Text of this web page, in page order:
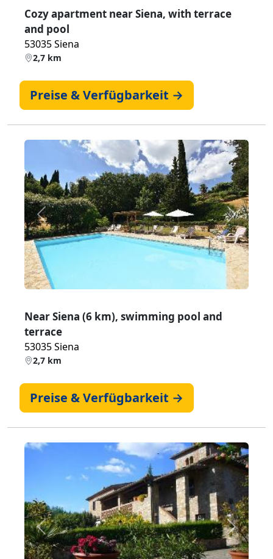
Cozy apartment near Siena, with terrace
and pool
53035 Siena
2,7 km
Preise & Verfügbarkeit →
Zurück Weiter
Near Siena (6 km), swimming pool and
terrace
53035 Siena
2,7 km
Preise & Verfügbarkeit →
Zurück Weiter